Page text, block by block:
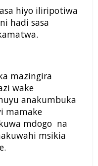
hiyo iliripotiwa
hadi sasa
mazingira
wake
anakumbuka
mamake
mdogo na
msikia